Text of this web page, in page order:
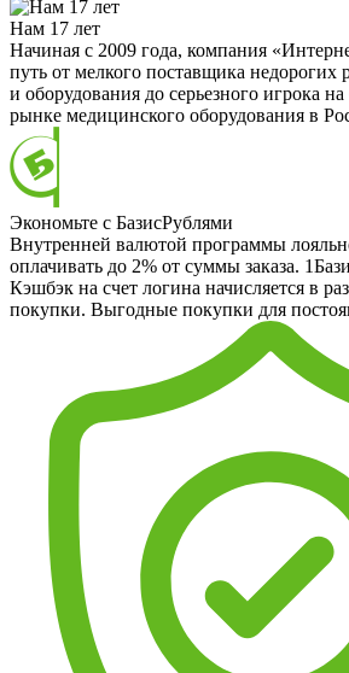
Нам 17 лет
Начиная с 2009 года, компания
путь от мелкого поставщика недорогих
и оборудования до серьезного игрока
рынке медицинского оборудования в
Экономьте с БазисРублями
Внутренней валютой программы
оплачивать до 2% от суммы заказа.
Кэшбэк на счет логина начисляется в
покупки. Выгодные покупки для